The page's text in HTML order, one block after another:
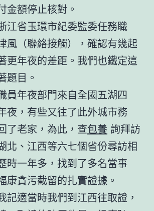
金額停止核對。
省玉環市紀委監委任務職
風（聯絡接觸），確認有幾起
更年夜的差距。我們也鐵定這
題目。
年夜部門來自全國五湖四
夜，有些又往了此外城市務
了老家，為此，查包養 詢拜訪
北、江西等六七個省份尋訪相
時一年多，找到了多名當事
康貪污截留的扎實證據。
適當時我們到江西往取證，